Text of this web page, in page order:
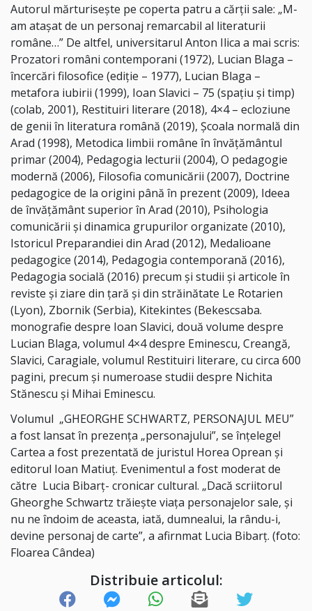
Autorul mărturisește pe coperta patru a cărții sale: „M-
am atașat de un personaj remarcabil al literaturii
române…” De altfel, universitarul Anton Ilica a mai scris:
Prozatori români contemporani (1972), Lucian Blaga –
încercări filosofice (ediţie – 1977), Lucian Blaga –
metafora iubirii (1999), Ioan Slavici – 75 (spaţiu şi timp)
(colab, 2001), Restituiri literare (2018), 4×4 – ecloziune
de genii în literatura română (2019), Şcoala normală din
Arad (1998), Metodica limbii române în învăţământul
primar (2004), Pedagogia lecturii (2004), O pedagogie
modernă (2006), Filosofia comunicării (2007), Doctrine
pedagogice de la origini până în prezent (2009), Ideea
de învățământ superior în Arad (2010), Psihologia
comunicării şi dinamica grupurilor organizate (2010),
Istoricul Preparandiei din Arad (2012), Medalioane
pedagogice (2014), Pedagogia contemporană (2016),
Pedagogia socială (2016) precum şi studii şi articole în
reviste şi ziare din ţară şi din străinătate Le Rotarien
(Lyon), Zbornik (Serbia), Kitekintes (Bekescsaba.
monografie despre Ioan Slavici, două volume despre
Lucian Blaga, volumul 4×4 despre Eminescu, Creangă,
Slavici, Caragiale, volumul Restituiri literare, cu circa 600
pagini, precum şi numeroase studii despre Nichita
Stănescu şi Mihai Eminescu.
Volumul „GHEORGHE SCHWARTZ, PERSONAJUL MEU”
a fost lansat în prezența „personajului”, se înțelege!
Cartea a fost prezentată de juristul Horea Oprean și
editorul Ioan Matiuț. Evenimentul a fost moderat de
către Lucia Bibarț- cronicar cultural. „Dacă scriitorul
Gheorghe Schwartz trăiește viața personajelor sale, și
nu ne îndoim de aceasta, iată, dumnealui, la rându-i,
devine personaj de carte”, a afirnmat Lucia Bibarț. (foto:
Floarea Cândea)
Distribuie articolul: